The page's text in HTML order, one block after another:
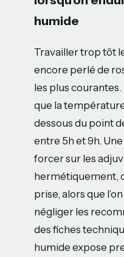
humide
Travailler trop tôt
encore perlé de
les plus
que la
dessous du point
entre 5h et 9h.
forcer sur les
hermétiquement,
prise, alors que
négliger les
des fiches
humide expose